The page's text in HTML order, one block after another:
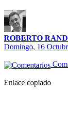
ROBERTO
Domingo, 16
Enlace copiado